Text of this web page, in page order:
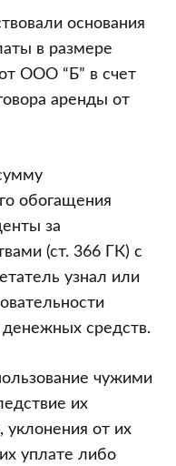
основания
в размере
ООО “Б” в счет
аренды от
обогащения
за
(ст. 366 ГК) с
узнал или
средств.
чужими
их
уклонения от их
уплате либо